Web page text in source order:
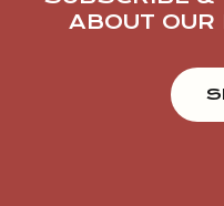
ABOUT